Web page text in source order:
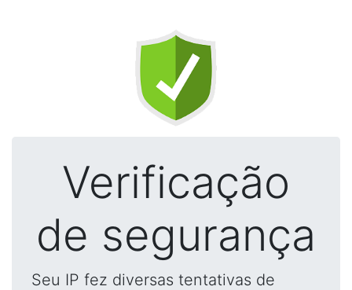
Verificação
de segurança
Seu IP fez diversas tentativas de